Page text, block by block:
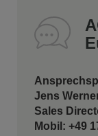
Jens
Sales
Mobil: +49